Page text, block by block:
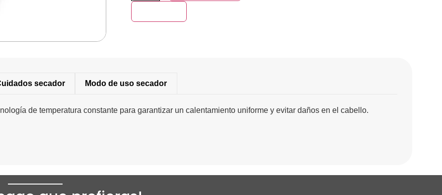
secador Modo de uso secador
de temperatura constante para garantizar un calentamiento uniforme y evitar daños en el cabello.